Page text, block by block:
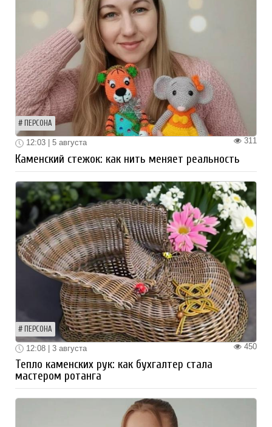
ПЕРСОНА
311
12:03 | 5 августа
Каменский стежок: как нить меняет реальность
ПЕРСОНА
450
12:08 | 3 августа
Тепло каменских рук: как бухгалтер стала
мастером ротанга